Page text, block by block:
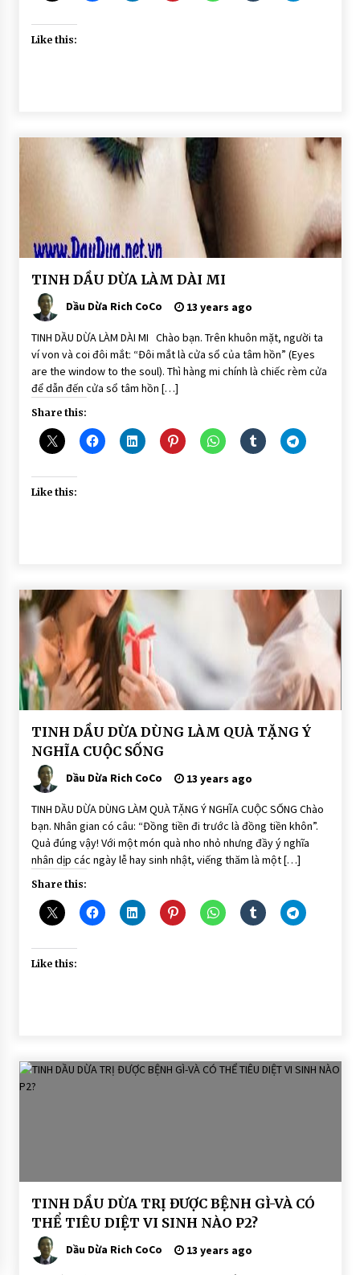
Like this:
BÀI
VIẾT
Mascara
Dầu Dừa
dưỡng
mi
TINH DẦU DỪA LÀM DÀI MI
Dầu Dừa Rich CoCo 13 years ago
TINH DẦU DỪA LÀM DÀI MI Chào bạn. Trên khuôn mặt, người ta
ví von và coi đôi mắt: “Đôi mắt là cửa sổ của tâm hồn” (Eyes
are the window to the soul). Thì hàng mi chính là chiếc rèm cửa
để dẫn đến cửa sổ tâm hồn […]
Share this:
Like this:
BÀI
VIẾT
TINH DẦU DỪA DÙNG LÀM QUÀ TẶNG Ý
NGHĨA CUỘC SỐNG
Dầu Dừa Rich CoCo 13 years ago
TINH DẦU DỪA DÙNG LÀM QUÀ TẶNG Ý NGHĨA CUỘC SỐNG Chào
bạn. Nhân gian có câu: “Đồng tiền đi trước là đồng tiền khôn”.
Quả đúng vậy! Với một món quà nho nhỏ nhưng đầy ý nghĩa
nhân dịp các ngày lễ hay sinh nhật, viếng thăm là một […]
Share this:
Like this:
BÀI
VIẾT
DẨU
DỪA
DÙNG
ĂN
TINH DẦU DỪA TRỊ ĐƯỢC BỆNH GÌ-VÀ CÓ
THỂ TIÊU DIỆT VI SINH NÀO P2?
Dầu Dừa Rich CoCo 13 years ago